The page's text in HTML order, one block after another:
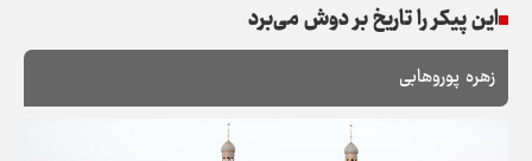
این پیکر را تاریخ بر دوش می‌برد
زهره پوروهابی